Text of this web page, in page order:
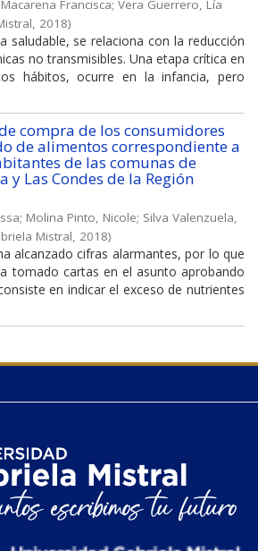
Francisca; Vera Guerrero, Lía
, 2018)
saludable, se relaciona con la reducción
no transmisibles. Una etapa crítica en
hábitos, ocurre en la infancia, pero
compra de los consumidores
de alimentos correspondiente a
de las comunas de
y Las Condes de la Región
; Molina Pinto, Nicole; Silva Valenzuela,
Mistral, 2018)
alcanzado cifras alarmantes, por lo que
tomado cartas en el asunto aprobando
en indicar el exceso de nutrientes